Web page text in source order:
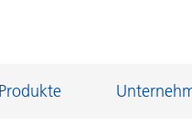
Produkte